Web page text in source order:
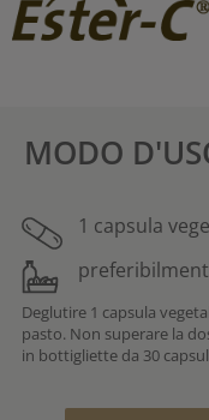
MODO
1 capsula
Deglutire 1 capsula
pasto. Non superare la
in bottigliette da 30